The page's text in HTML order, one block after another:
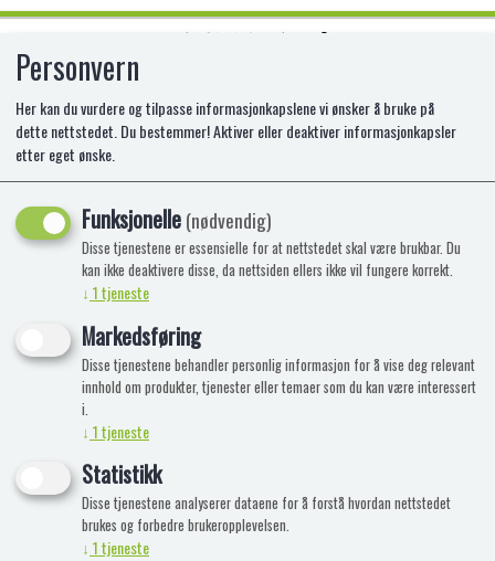
ANLILY GOD NATT SETT
NT-25003311
Personvern
Her kan du vurdere og tilpasse informasjonkapslene vi ønsker å bruke på
dette nettstedet. Du bestemmer! Aktiver eller deaktiver informasjonkapsler
etter eget ønske.
Funksjonelle(nødvendig)
Disse tjenestene er essensielle for at nettstedet skal være brukbar. Du
kan ikke deaktivere disse, da nettsiden ellers ikke vil fungere korrekt.
↓ 1tjeneste
Markedsføring
Disse tjenestene behandler personlig informasjon for å vise deg relevant
innhold om produkter, tjenester eller temaer som du kan være interessert
i.
↓ 1tjeneste
Statistikk
Disse tjenestene analyserer dataene for å forstå hvordan nettstedet
brukes og forbedre brukeropplevelsen.
↓ 1tjeneste